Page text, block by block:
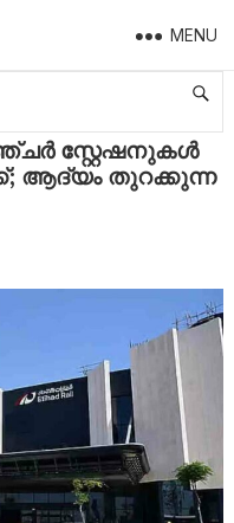
MENU
ആദ്യം തുറക്കുന്ന സ്റ്റേഷനുകൾ ഏതെല്ലാം?
സ്റ്റേഷനുകൾ
ആദ്യം തുറക്കുന്ന